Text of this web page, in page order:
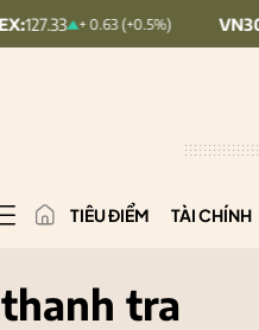
+ 0.63 (+0.5%) VN30: 1,907.32
TIÊU ĐIỂM TÀI CHÍNH
thanh tra